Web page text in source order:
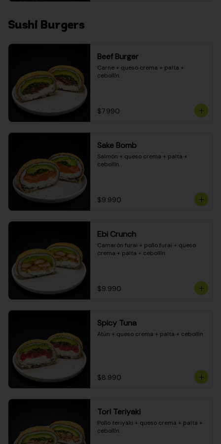
Sushi Burgers
Beef Burger
Carne + queso crema + palta +
cebollín
$7.990
Sake Bomb
Salmón + queso crema + palta +
cebollín
$9.990
Ebi Crunch
Camarón furai + pollo furai + queso
crema + palta + cebollín
$9.990
Spicy Tuna
Atún + queso crema + palta + cebollín
$8.990
Tori Teriyaki
Pollo teriyaki + queso crema + palta +
cebollín